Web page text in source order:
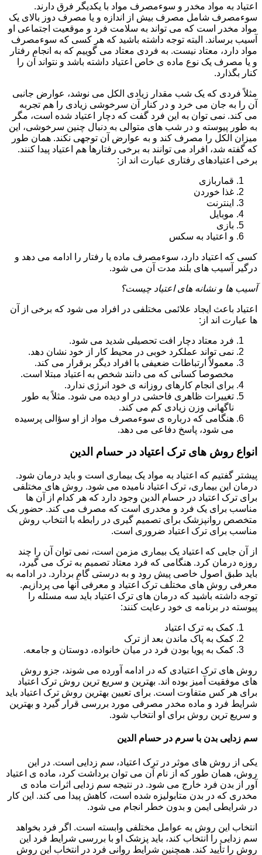
اعتیاد به مواد مخدر و سوءمصرف مواد با یکدیگر فرق دارند.
سوءمصرف شامل مصرف بیش از اندازه و یا مصرف دوز بالای یک
مواد مخدر است که می تواند به سلامت فرد و موقعیت اجتماعی او
آسیب برساند. البته توجه داشته باشید که هر کسی که سوءمصرف
مواد دارد، معتاد نیست. به فردی معتاد می گوییم که به انجام رفتار
و یا مصرف یک نوع ماده ی خاص اعتیاد داشته باشد و نتواند آن را
کنار بگذارد.
مثلاً فردی که یک شب مقدار زیادی الکل می نوشد، عوارض جانبی
آن را به جان می خرد و در کنار آن سرخوشی زیادی را هم تجربه
می کند. نمی توان به این فرد گفت که دچار اعتیاد شده است، مگر
به طور پیوسته و در شب های متوالی به دنبال چنین سرخوشی، این
میزان الکل را مصرف کند و به عوارض آن توجهی نکند. همان طور
که گفته شد، افراد می توانند به برخی رفتارها هم اعتیاد پیدا کنند.
برخی اعتیادهای رفتاری عبارت اند از:
قماربازی
غذا خوردن
اینترنت
موبایل
بازی
و اعتیاد به سکس
کسی که اعتیاد دارد، سوءمصرف ماده یا رفتار را ادامه می دهد و
درگیر آسیب های بلند مدت آن می شود.
آسیب ها و نشانه های اعتیاد چیست؟
اعتیاد باعث ایجاد علائمی مختلفی در افراد می شود که برخی از آن
ها عبارت اند از:
فرد معتاد دچار افت تحصیلی شدید می شود.
نمی تواند عملکرد خوبی در محیط کار از خود نشان دهد.
معمولاً ارتباطات ضعیفی با افراد دیگر برقرار می کند.
مخصوصا کسانی که می دانند شخص به اعتیاد مبتلا است.
برای انجام کارهای روزانه ی خود انرژی ندارد.
تغییرات ظاهری فاحشی در او دیده می شود. مثلاً به طور
ناگهانی وزن زیادی کم می کند.
هنگامی که درباره ی سوءمصرف مواد از او سؤالی پرسیده
می شود، پاسخ دفاعی می دهد.
انواع روش های ترک اعتیاد در حسام الدین
پیشتر گفتیم که اعتیاد به مواد یک بیماری است و باید درمان شود.
درمان این بیماری، ترک اعتیاد نامیده می شود. روش های مختلفی
برای ترک اعتیاد در حسام الدین وجود دارد که هر کدام از آن ها
مناسب برای یک فرد و مخدری است که مصرف می کند. حضور یک
متخصص روانپزشک برای تصمیم گیری در رابطه با انتخاب روش
مناسب برای ترک اعتیاد ضروری است.
از آن جایی که اعتیاد یک بیماری مزمن است، نمی توان آن را چند
روزه درمان کرد. هنگامی که فرد معتاد تصمیم به ترک می گیرد،
باید طبق اصول خاصی پیش رود و به درستی گام بردارد. در ادامه به
معرفی روش های مختلف ترک اعتیاد و معرفی آنها می پردازیم.
توجه داشته باشید که درمان های ترک اعتیاد باید سه مسئله را
پیوسته در برنامه ی خود رعایت کنند:
کمک به ترک اعتیاد
کمک به پاک ماندن بعد از ترک
کمک به پویا بودن فرد در میان خانواده، دوستان و جامعه.
روش های ترک اعتیادی که در ادامه آورده می شوند، جزو روش
های موفقیت آمیز بوده اند. بهترین و سریع ترین روش ترک اعتیاد
برای هر کس متفاوت است. برای تعیین بهترین روش ترک اعتیاد باید
شرایط فرد و ماده مخدر مصرفی مورد بررسی قرار گیرد و بهترین
و سریع ترین روش برای او انتخاب شود.
سم زدایی بدن با سرم در حسام الدین
یکی از روش های موثر در ترک اعتیاد، سم زدایی است. در این
روش، همان طور که از نام آن می توان برداشت کرد، ماده ی اعتیاد
آور از بدن فرد خارج می شود. در نتیجه سم زدایی اثرات ماده ی
مخدری که در بدن متابولیزه شده است، کاهش پیدا می کند. این کار
در شرایطی ایمن و بدون خطر انجام می شود.
انتخاب این روش به عوامل مختلفی وابسته است. اگر فرد بخواهد
سم زدایی را انتخاب کند، باید پزشک او با بررسی شرایط فرد این
روش را تأیید کند. همچنین شرایط روانی فرد در انتخاب این روش